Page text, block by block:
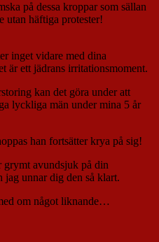
på dessa kroppar som sällan
häftiga protester!
inget vidare med dina
är ett jädrans irritationsmoment.
kan det göra under att
lyckliga män under mina 5 år
han fortsätter krya på sig!
grymt avundsjuk på din
jag unnar dig den så klart.
om något liknande…